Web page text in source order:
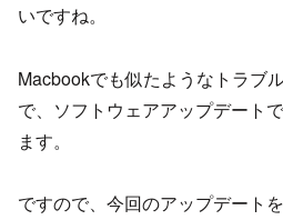
いですね。
Macbookでも似たようなトラブ
で、ソフトウェアアップデート
ます。
ですので、今回のアップデート